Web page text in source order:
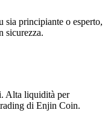
principiante o esperto,
sicurezza.
Alta liquidità per
di Enjin Coin.